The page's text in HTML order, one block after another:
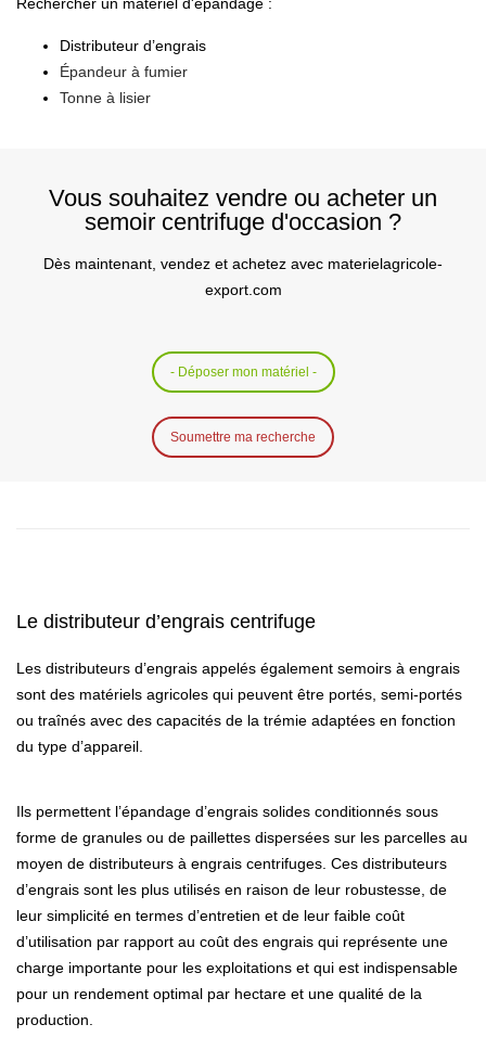
Distributeur d’engrais
Épandeur à fumier
Tonne à lisier
Vous souhaitez vendre ou acheter un
semoir centrifuge d'occasion ?
Dès maintenant, vendez et achetez avec materielagricole-
export.com
- Déposer mon matériel -
Soumettre ma recherche
Le distributeur d’engrais centrifuge
Les distributeurs d’engrais appelés également semoirs à engrais
sont des matériels agricoles qui peuvent être portés, semi-portés
ou traînés avec des capacités de la trémie adaptées en fonction
du type d’appareil.
Ils permettent l’épandage d’engrais solides conditionnés sous
forme de granules ou de paillettes dispersées sur les parcelles au
moyen de distributeurs à engrais centrifuges. Ces distributeurs
d’engrais sont les plus utilisés en raison de leur robustesse, de
leur simplicité en termes d’entretien et de leur faible coût
d’utilisation par rapport au coût des engrais qui représente une
charge importante pour les exploitations et qui est indispensable
pour un rendement optimal par hectare et une qualité de la
production.